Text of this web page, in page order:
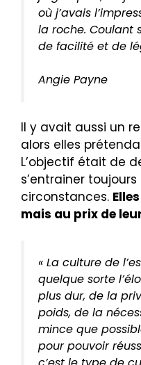
où j’avais
la roche. Coulant
de facilité et de
Angie Payne
Il y avait aussi un
alors elles
L’objectif était de
s’entrainer
circonstances.
mais au prix de
« La culture de
quelque sorte
plus dur, de la
poids, de la
mince que
pour pouvoir